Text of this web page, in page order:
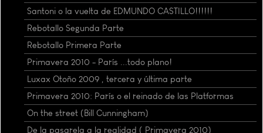
Santoni o la vuelta de EDMUNDO CASTILLO!!!!!!
Rebotallo Segunda Parte
Rebotallo Primera Parte
Primavera 2010 - París ...todo plano!
Luxax Otoño 2009 , tercera y última parte
Primavera 2010: París o el reinado de las Platformas
On the street (Bill Cunningham)
De la pasarela a la realidad ( Primavera 2010)